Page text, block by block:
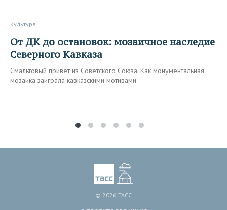
Культура
От ДК до остановок: мозаичное наследие
Северного Кавказа
Смальтовый привет из Советского Союза. Как монументальная
мозаика заиграла кавказскими мотивами
© 2026 ТАСС